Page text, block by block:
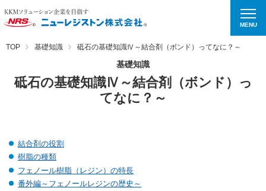
MENU
TOP 基礎知識 砥石の基礎知識Ⅳ～結合剤（ボンド）ってなに？～
基礎知識
砥石の基礎知識Ⅳ～結合剤（ボンド）っ
てなに？～
結合剤の役割
樹脂の種類
フェノール樹脂（レジン）の特長
番外編～フェノールレジンの歴史～